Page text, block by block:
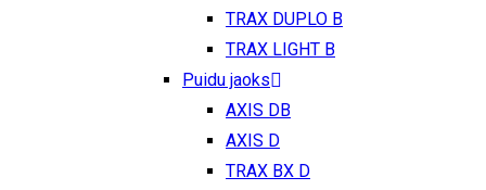
TRAX DUPLO B
TRAX LIGHT B
Puidu jaoks
AXIS DB
AXIS D
TRAX BX D